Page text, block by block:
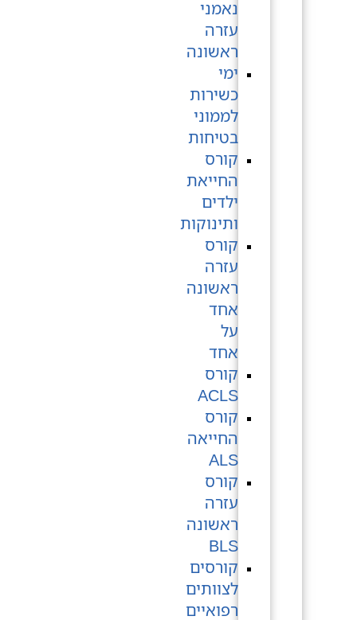
נאמני
עזרה
ראשונה
ימי
כשירות
לממוני
בטיחות
קורס
החייאת
ילדים
ותינוקות
קורס
עזרה
ראשונה
אחד
על
אחד
קורס
ACLS
קורס
החייאה
ALS
קורס
עזרה
ראשונה
BLS
קורסים
לצוותים
רפואיים